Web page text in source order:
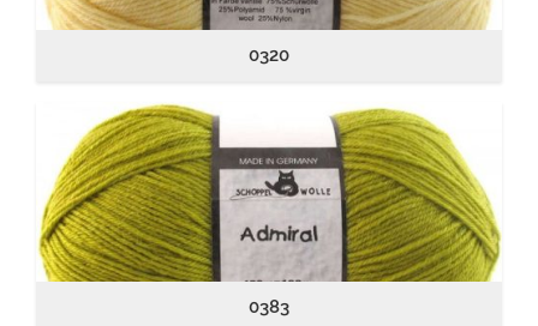
0320
0383